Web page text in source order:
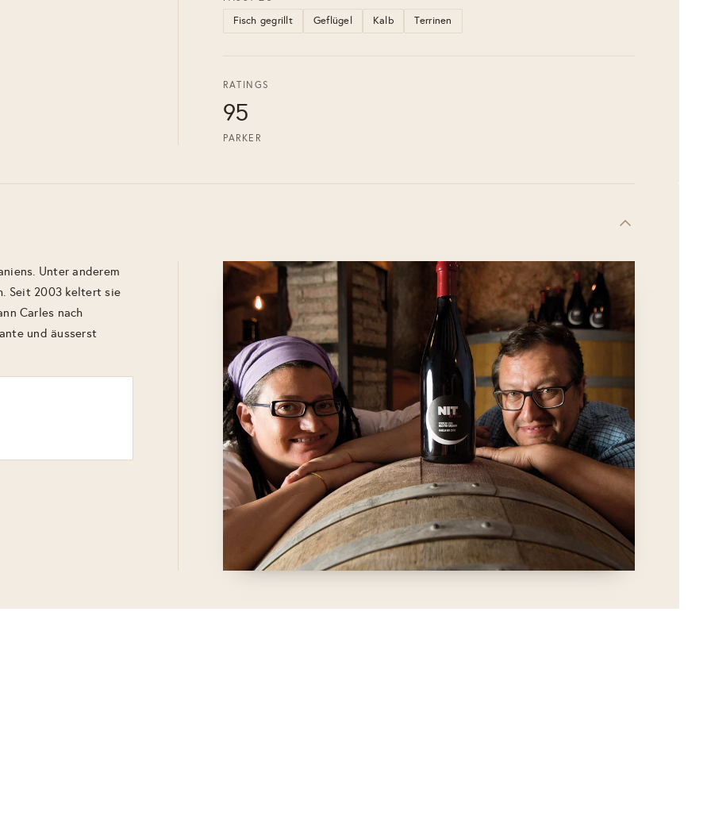
Fisch gegrillt Geflügel Kalb Terrinen
RATINGS
95
PARKER
Unter anderem
Seit 2003 keltert sie
Carles nach
und äusserst